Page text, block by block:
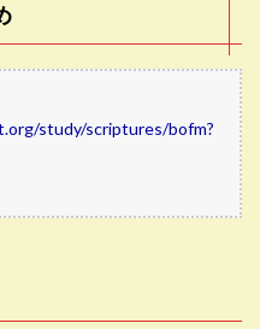
study/scriptures/bofm?